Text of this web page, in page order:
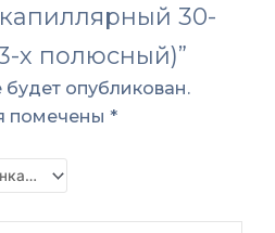
капиллярный 30-
х полюсный)”
опубликован.
помечены *